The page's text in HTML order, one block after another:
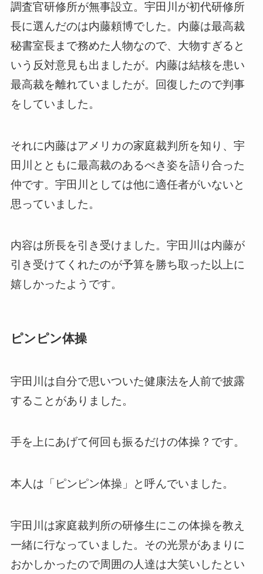
調査官研修所が無事設立。宇田川が初代研修所
長に選んだのは内藤頼博でした。内藤は最高裁
秘書室長まで務めた人物なので、大物すぎると
いう反対意見も出ましたが。内藤は結核を患い
最高裁を離れていましたが。回復したので判事
をしていました。
それに内藤はアメリカの家庭裁判所を知り、宇
田川とともに最高裁のあるべき姿を語り合った
仲です。宇田川としては他に適任者がいないと
思っていました。
内容は所長を引き受けました。宇田川は内藤が
引き受けてくれたのが予算を勝ち取った以上に
嬉しかったようです。
ピンピン体操
宇田川は自分で思いついた健康法を人前で披露
することがありました。
手を上にあげて何回も振るだけの体操？です。
本人は「ピンピン体操」と呼んでいました。
宇田川は家庭裁判所の研修生にこの体操を教え
一緒に行なっていました。その光景があまりに
おかしかったので周囲の人達は大笑いしたとい